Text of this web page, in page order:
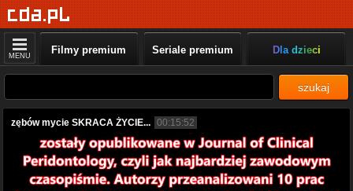
MENU Filmy premium Seriale premium Dla dzieci
szukaj
zębów mycie SKRACA ŻYCIE... 00:15:52